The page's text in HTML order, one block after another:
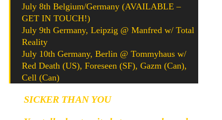
July 8th Belgium/Germany (AVAILABLE –
GET IN TOUCH!)
July 9th Germany, Leipzig @ Manfred w/ Total
Reality
July 10th Germany, Berlin @ Tommyhaus w/
Red Death (US), Foreseen (SF), Gazm (Can),
Cell (Can)
SICKER THAN YOU